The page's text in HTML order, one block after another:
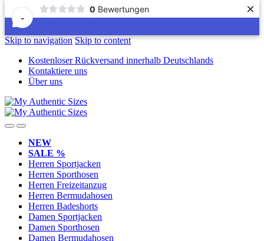
-
0 Bewertungen ×
Skip to navigation Skip to content
Kostenloser Rückversand innerhalb Deutschlands
Kontaktiere uns
Über uns
NEW
SALE %
Herren Sportjacken
Herren Sporthosen
Herren Freizeitanzug
Herren Bermudahosen
Herren Badeshorts
Damen Sportjacken
Damen Sporthosen
Damen Bermudahosen